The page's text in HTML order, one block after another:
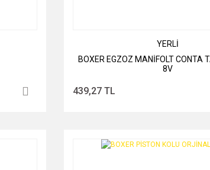
YERLİ
BOXER EGZOZ MANİFOLT CONTA
8V
439,27 TL